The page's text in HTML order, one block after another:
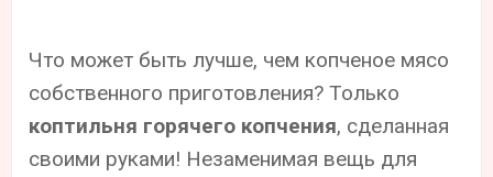
Что может быть лучше, чем копченое мясо
собственного приготовления? Только
коптильня горячего копчения, сделанная
своими руками! Незаменимая вещь для